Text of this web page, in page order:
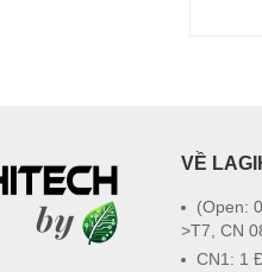
VỀ
(Open:
>T7, CN
CN1: 1